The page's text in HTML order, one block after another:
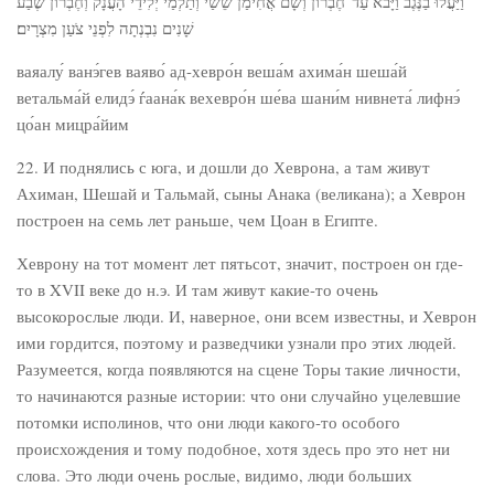
שָׁנִים נִבְנְתָה לִפְנֵי צֹעַן מִצְרָיִם׃
ваяалу́ ванэ́гев ваяво́ ад-хевро́н веша́м ахима́н шеша́й
ветальма́й елидэ́ ѓаана́к вехевро́н ше́ва шани́м нивнета́ лифнэ́
цо́ан мицра́йим
22. И поднялись с юга, и дошли до Хеврона, а там живут
Ахиман, Шешай и Тальмай, сыны Анака (великана); а Хеврон
построен на семь лет раньше, чем Цоан в Египте.
Хеврону на тот момент лет пятьсот, значит, построен он где-
то в XVII веке до н.э. И там живут какие-то очень
высокорослые люди. И, наверное, они всем известны, и Хеврон
ими гордится, поэтому и разведчики узнали про этих людей.
Разумеется, когда появляются на сцене Торы такие личности,
то начинаются разные истории: что они случайно уцелевшие
потомки исполинов, что они люди какого-то особого
происхождения и тому подобное, хотя здесь про это нет ни
слова. Это люди очень рослые, видимо, люди больших